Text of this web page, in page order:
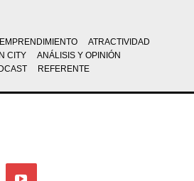
EMPRENDIMIENTO
ATRACTIVIDAD
CITY
ANÁLISIS Y OPINIÓN
REFERENTE